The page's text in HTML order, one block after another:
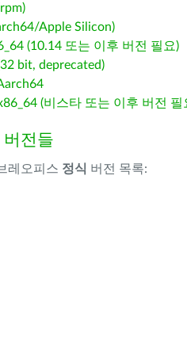
Apple Silicon)
(10.14 또는 이후 버전 필요)
bit, deprecated)
(비스타 또는 이후 버전 필
버전들
레오피스 정식 버전 목록: